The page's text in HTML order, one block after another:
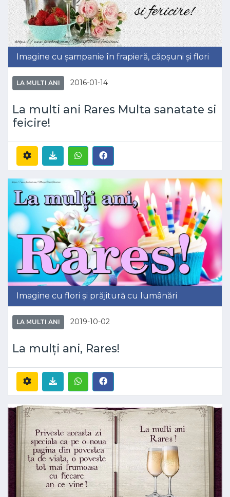
Imagine cu șampanie în frapieră, căpșuni și flori
LA MULTI ANI 2016-01-14
La multi ani Rares Multa sanatate si
feicire!
Imagine cu flori și prăjitură cu lumânări
LA MULTI ANI 2019-10-02
La mulți ani, Rares!